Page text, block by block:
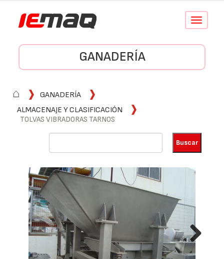
Conmutar
GANADERÍA
⌂
GANADERÍA
ALMACENAJE Y CLASIFICACIÓN
TOLVAS VIBRADORAS TARNOS
Next